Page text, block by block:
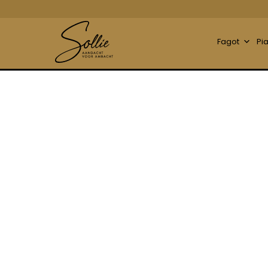
Fagot